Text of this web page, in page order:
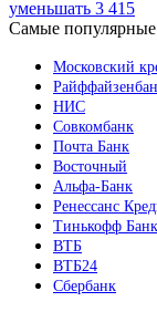
уменьшать 3 415
Самые популярные
Московский
НИС
Совкомбанк
Почта Банк
Восточный
Альфа-Банк
Ренессанс
Тинькофф Банк
ВТБ
ВТБ24
Сбербанк